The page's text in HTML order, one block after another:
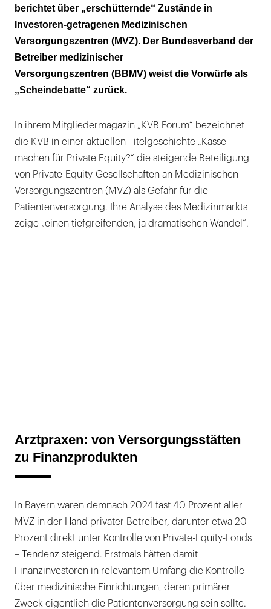
Finanzprodukten
„Die Entwicklung schreit förmlich nach einer
entschlossenen Regulierung!"
Stimmungsmache?
berichtet über „erschütternde“ Zustände in
Investoren-getragenen Medizinischen
Versorgungszentren (MVZ). Der Bundesverband der
Betreiber medizinischer
Versorgungszentren (BBMV) weist die Vorwürfe als
„Scheindebatte“ zurück.
In ihrem Mitgliedermagazin „KVB Forum“ bezeichnet
die KVB in einer aktuellen Titelgeschichte „Kasse
machen für Private Equity?“ die steigende Beteiligung
von Private-Equity-Gesellschaften an Medizinischen
Versorgungszentren (MVZ) als Gefahr für die
Patientenversorgung. Ihre Analyse des Medizinmarkts
zeige „einen tiefgreifenden, ja dramatischen Wandel“.
Arztpraxen: von Versorgungsstätten
zu Finanzprodukten
In Bayern waren demnach 2024 fast 40 Prozent aller
MVZ in der Hand privater Betreiber, darunter etwa 20
Prozent direkt unter Kontrolle von Private-Equity-Fonds
– Tendenz steigend. Erstmals hätten damit
Finanzinvestoren in relevantem Umfang die Kontrolle
über medizinische Einrichtungen, deren primärer
Zweck eigentlich die Patientenversorgung sein sollte.